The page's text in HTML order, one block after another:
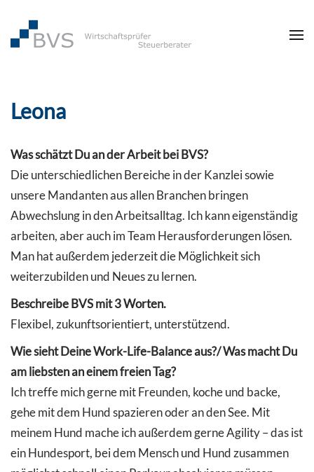
Zum Hauptinhalt springen
Leona
Was schätzt Du an der Arbeit bei BVS?
Die unterschiedlichen Bereiche in der Kanzlei sowie
unsere Mandanten aus allen Branchen bringen
Abwechslung in den Arbeitsalltag. Ich kann eigenständig
arbeiten, aber auch im Team Herausforderungen lösen.
Man hat außerdem jederzeit die Möglichkeit sich
weiterzubilden und Neues zu lernen.
Beschreibe BVS mit 3 Worten.
Flexibel, zukunftsorientiert, unterstützend.
Wie sieht Deine Work-Life-Balance aus?/ Was macht Du
am liebsten an einem freien Tag?
Ich treffe mich gerne mit Freunden, koche und backe,
gehe mit dem Hund spazieren oder an den See. Mit
meinem Hund mache ich außerdem gerne Agility – das ist
ein Hundesport, bei dem Mensch und Hund zusammen